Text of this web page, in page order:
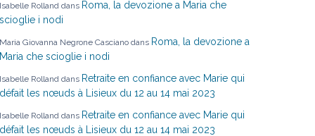
Isabelle Rolland dans Roma, la devozione a Maria che
scioglie i nodi
Maria Giovanna Negrone Casciano dans Roma, la devozione a
Maria che scioglie i nodi
Isabelle Rolland dans Retraite en confiance avec Marie qui
défait les nœuds à Lisieux du 12 au 14 mai 2023
Isabelle Rolland dans Retraite en confiance avec Marie qui
défait les nœuds à Lisieux du 12 au 14 mai 2023